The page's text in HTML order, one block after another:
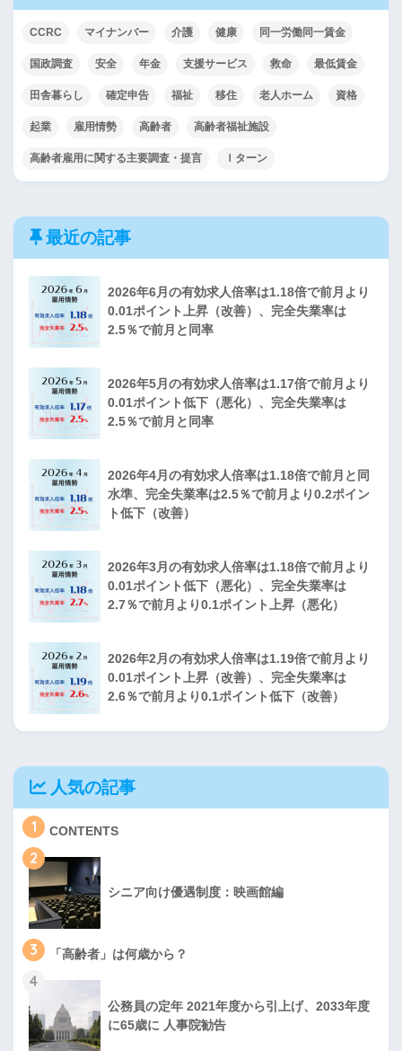
CCRC マイナンバー 介護 健康 同一労働同一賃金
国政調査 安全 年金 支援サービス 救命 最低賃金
田舎暮らし 確定申告 福祉 移住 老人ホーム 資格
起業 雇用情勢 高齢者 高齢者福祉施設
高齢者雇用に関する主要調査・提言 Ｉターン
最近の記事
2026年6月の有効求人倍率は1.18倍で前月より
0.01ポイント上昇（改善）、完全失業率は
2.5％で前月と同率
2026年5月の有効求人倍率は1.17倍で前月より
0.01ポイント低下（悪化）、完全失業率は
2.5％で前月と同率
2026年4月の有効求人倍率は1.18倍で前月と同
水準、完全失業率は2.5％で前月より0.2ポイン
ト低下（改善）
2026年3月の有効求人倍率は1.18倍で前月より
0.01ポイント低下（悪化）、完全失業率は
2.7％で前月より0.1ポイント上昇（悪化）
2026年2月の有効求人倍率は1.19倍で前月より
0.01ポイント上昇（改善）、完全失業率は
2.6％で前月より0.1ポイント低下（改善）
人気の記事
1 CONTENTS
2
シニア向け優遇制度：映画館編
3 「高齢者」は何歳から？
4
公務員の定年 2021年度から引上げ、2033年度
に65歳に 人事院勧告